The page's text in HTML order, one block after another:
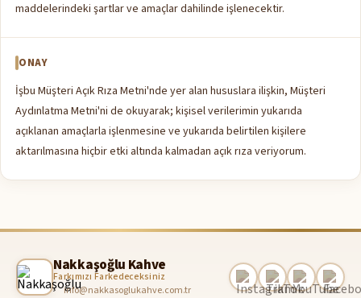
maddelerindeki şartlar ve amaçlar dahilinde işlenecektir.
ONAY
İşbu Müşteri Açık Rıza Metni'nde yer alan hususlara ilişkin, Müşteri
Aydınlatma Metni'ni de okuyarak; kişisel verilerimin yukarıda
açıklanan amaçlarla işlenmesine ve yukarıda belirtilen kişilere
aktarılmasına hiçbir etki altında kalmadan açık rıza veriyorum.
Nakkaşoğlu Kahve
Farkımızı Farkedeceksiniz
info@nakkasoglukahve.com.tr